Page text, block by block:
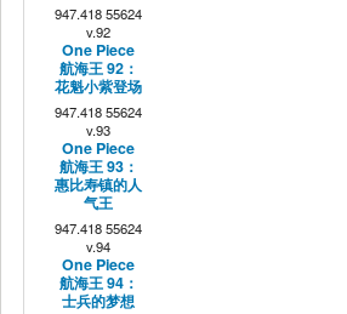
947.418 55624
v.92
One Piece
航海王 92：
花魁小紫登场
947.418 55624
v.93
One Piece
航海王 93：
惠比寿镇的人
气王
947.418 55624
v.94
One Piece
航海王 94：
士兵的梦想